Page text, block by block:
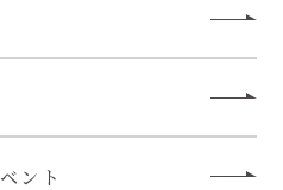
ント